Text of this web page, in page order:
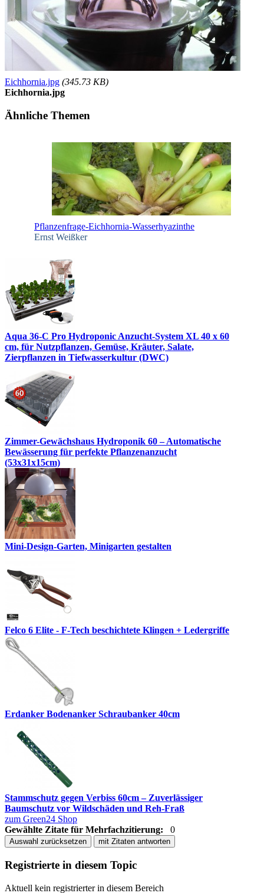
Eichhornia.jpg (345.73 KB)
Eichhornia.jpg
Ähnliche Themen
Pflanzenfrage-Eichhornia-Wasserhyazinthe
Ernst Weißker
Aqua 36-C Pro Hydroponic Anzucht-System XL 40 x 60
cm, für Nutzpflanzen, Gemüse, Kräuter, Salate,
Zierpflanzen in Tiefwasserkultur (DWC)
Zimmer-Gewächshaus Hydroponik 60 – Automatische
Bewässerung für perfekte Pflanzenanzucht
(53x31x15cm)
Mini-Design-Garten, Minigarten gestalten
Felco 6 Elite - F-Tech beschichtete Klingen + Ledergriffe
Erdanker Bodenanker Schraubanker 40cm
Stammschutz gegen Verbiss 60cm – Zuverlässiger
Baumschutz vor Wildschäden und Reh-Fraß
zum Green24 Shop
Gewählte Zitate für Mehrfachzitierung:
0
Auswahl zurücksetzen mit Zitaten antworten
Registrierte in diesem Topic
Aktuell kein registrierter in diesem Bereich